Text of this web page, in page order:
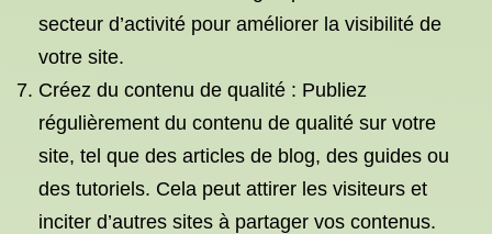
secteur d’activité pour améliorer la visibilité de
votre site.
Créez du contenu de qualité : Publiez
régulièrement du contenu de qualité sur votre
site, tel que des articles de blog, des guides ou
des tutoriels. Cela peut attirer les visiteurs et
inciter d’autres sites à partager vos contenus.